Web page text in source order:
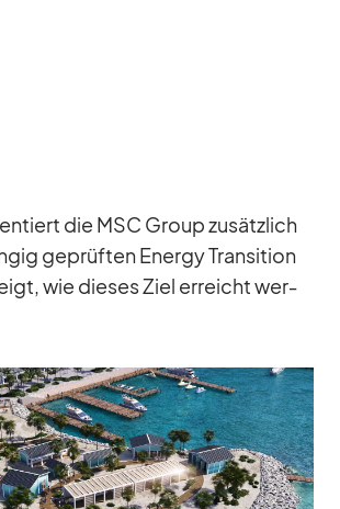
die MSC Group zu­sätz­lich
ge­prüf­ten En­ergy Tran­si­tion
wie die­ses Ziel er­reicht wer­